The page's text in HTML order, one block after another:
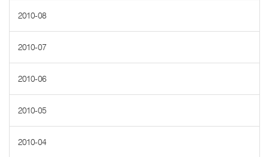
2010-08
2010-07
2010-06
2010-05
2010-04